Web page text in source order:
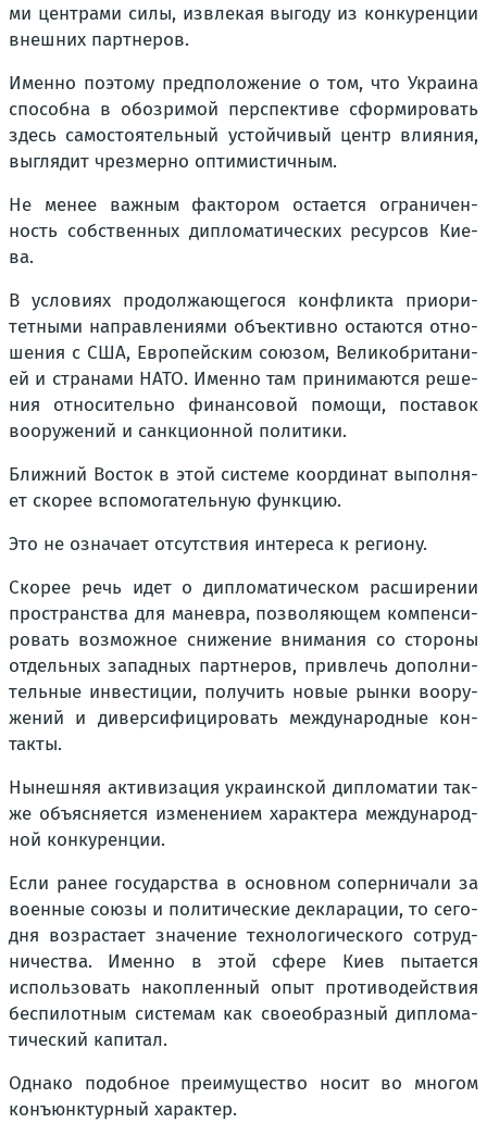
ми цен­тра­ми силы, извле­кая выго­ду из кон­ку­рен­ции
внеш­них парт­не­ров.
Имен­но поэто­му пред­по­ло­же­ние о том, что Укра­и­на
спо­соб­на в обо­зри­мой пер­спек­ти­ве сфор­ми­ро­вать
здесь само­сто­я­тель­ный устой­чи­вый центр вли­я­ния,
выгля­дит чрез­мер­но опти­ми­стич­ным.
Не менее важ­ным фак­то­ром оста­ет­ся огра­ни­чен­
ность соб­ствен­ных дипло­ма­ти­че­ских ресур­сов Кие­
ва.
В усло­ви­ях про­дол­жа­ю­ще­го­ся кон­флик­та при­о­ри­
тет­ны­ми направ­ле­ни­я­ми объ­ек­тив­но оста­ют­ся отно­
ше­ния с США, Евро­пей­ским сою­зом, Вели­ко­бри­та­ни­
ей и стра­на­ми НАТО. Имен­но там при­ни­ма­ют­ся реше­
ния отно­си­тель­но финан­со­вой помо­щи, поста­вок
воору­же­ний и санк­ци­он­ной поли­ти­ки.
Ближ­ний Восток в этой систе­ме коор­ди­нат выпол­ня­
ет ско­рее вспо­мо­га­тель­ную функ­цию.
Это не озна­ча­ет отсут­ствия инте­ре­са к реги­о­ну.
Ско­рее речь идет о дипло­ма­ти­че­ском рас­ши­ре­нии
про­стран­ства для манев­ра, поз­во­ля­ю­щем ком­пен­си­
ро­вать воз­мож­ное сни­же­ние вни­ма­ния со сто­ро­ны
отдель­ных запад­ных парт­не­ров, при­влечь допол­ни­
тель­ные инве­сти­ции, полу­чить новые рын­ки воору­
же­ний и дивер­си­фи­ци­ро­вать меж­ду­на­род­ные кон­
так­ты.
Нынеш­няя акти­ви­за­ция укра­ин­ской дипло­ма­тии так­
же объ­яс­ня­ет­ся изме­не­ни­ем харак­те­ра меж­ду­на­род­
ной кон­ку­рен­ции.
Если ранее госу­дар­ства в основ­ном сопер­ни­ча­ли за
воен­ные сою­зы и поли­ти­че­ские декла­ра­ции, то сего­
дня воз­рас­та­ет зна­че­ние тех­но­ло­ги­че­ско­го сотруд­
ни­че­ства. Имен­но в этой сфе­ре Киев пыта­ет­ся
исполь­зо­вать накоп­лен­ный опыт про­ти­во­дей­ствия
бес­пи­лот­ным систе­мам как свое­об­раз­ный дипло­ма­
ти­че­ский капи­тал.
Одна­ко подоб­ное пре­иму­ще­ство носит во мно­гом
конъ­юнк­тур­ный харак­тер.